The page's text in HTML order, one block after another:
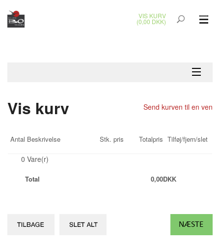
VIS KURV
(0,00 DKK)
SMYKKER
Vis kurv Send kurven til en ven
Antal Beskrivelse Stk. pris Totalpris Tilføj/fjern/slet
0 Vare(r)
Total 0,00DKK